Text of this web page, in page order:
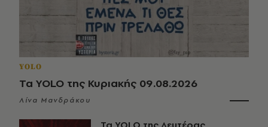
YOLO
Τα YOLO της Κυριακής 09.08.2026
Λίνα Μανδράκου